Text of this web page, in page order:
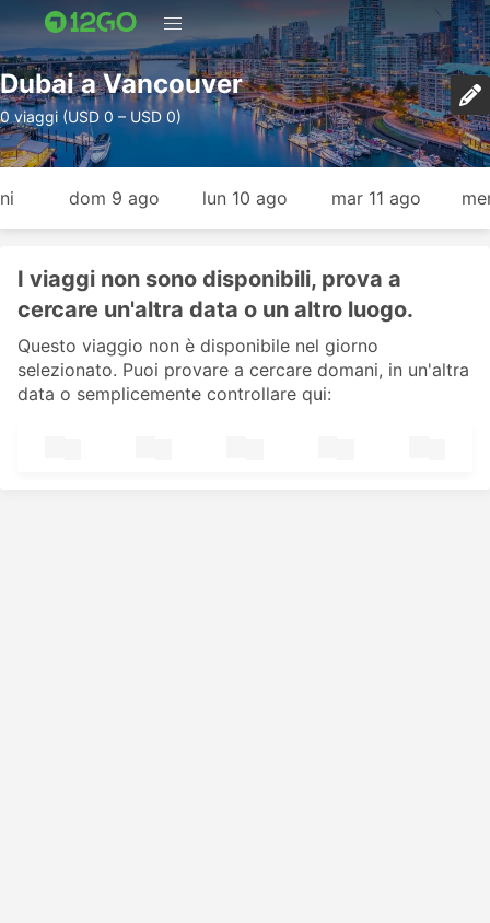
Dubai a Vancouver
0 viaggi (USD 0 – USD 0)
dom 9 ago lun 10 ago mar 11 ago
I viaggi non sono disponibili, prova a
cercare un'altra data o un altro luogo.
Questo viaggio non è disponibile nel giorno
selezionato. Puoi provare a cercare domani, in un'altra
data o semplicemente controllare qui: